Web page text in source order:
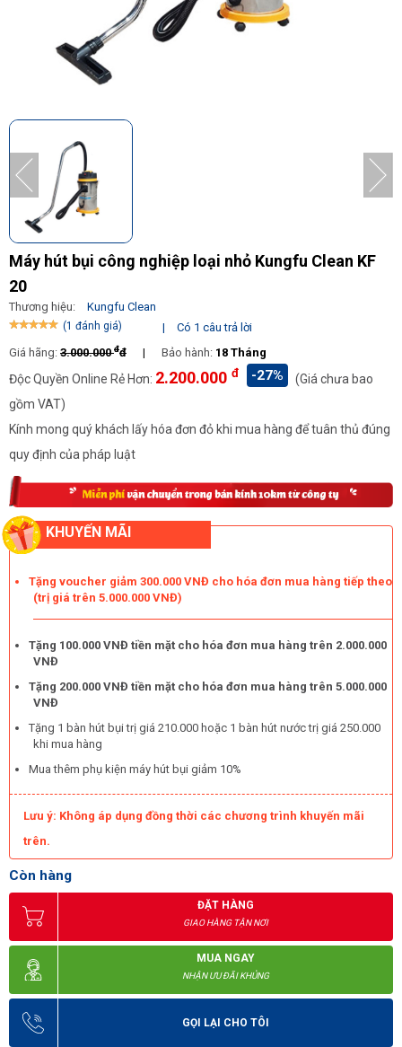
Máy hút bụi công nghiệp loại nhỏ Kungfu Clean KF
20
Thương hiệu: Kungfu Clean
(1 đánh giá) |
Có 1 câu trả lời
Giá hãng: 3.000.000đđ | Bảo hành: 18 Tháng
Độc Quyền Online Rẻ Hơn: 2.200.000 đ -27%
(Giá chưa bao
gồm VAT)
Kính mong quý khách lấy hóa đơn đỏ khi mua hàng để tuân thủ đúng
quy định của pháp luật
KHUYẾN MÃI
Tặng voucher giảm 300.000 VNĐ cho hóa đơn mua hàng tiếp theo
(trị giá trên 5.000.000 VNĐ)
Tặng 100.000 VNĐ tiền mặt cho hóa đơn mua hàng trên 2.000.000
VNĐ
Tặng 200.000 VNĐ tiền mặt cho hóa đơn mua hàng trên 5.000.000
VNĐ
Tặng 1 bàn hút bụi trị giá 210.000 hoặc 1 bàn hút nước trị giá 250.000
khi mua hàng
Mua thêm phụ kiện máy hút bụi giảm 10%
Lưu ý: Không áp dụng đồng thời các chương trình khuyến mãi
trên.
Còn hàng
ĐẶT HÀNG
GIAO HÀNG TẬN NƠI
MUA NGAY
NHẬN ƯU ĐÃI KHỦNG
GỌI LẠI CHO TÔI